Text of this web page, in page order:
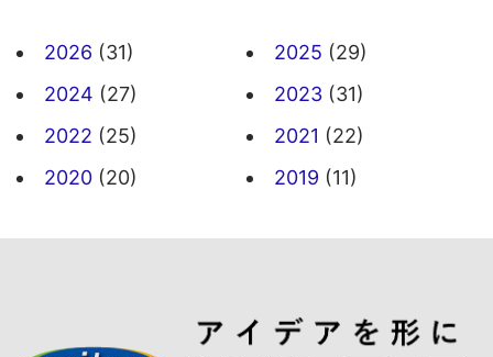
2026 (31) 2025 (29)
2024 (27) 2023 (31)
2022 (25) 2021 (22)
2020 (20) 2019 (11)